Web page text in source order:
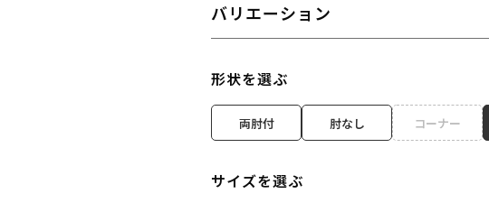
バリエーション
形状を選ぶ
両肘付 肘なし コーナー
サイズを選ぶ